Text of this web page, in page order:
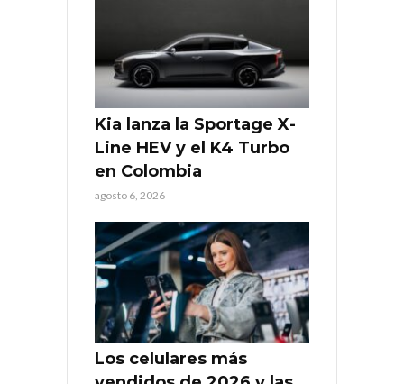
Kia lanza la Sportage X-
Line HEV y el K4 Turbo
en Colombia
agosto 6, 2026
Los celulares más